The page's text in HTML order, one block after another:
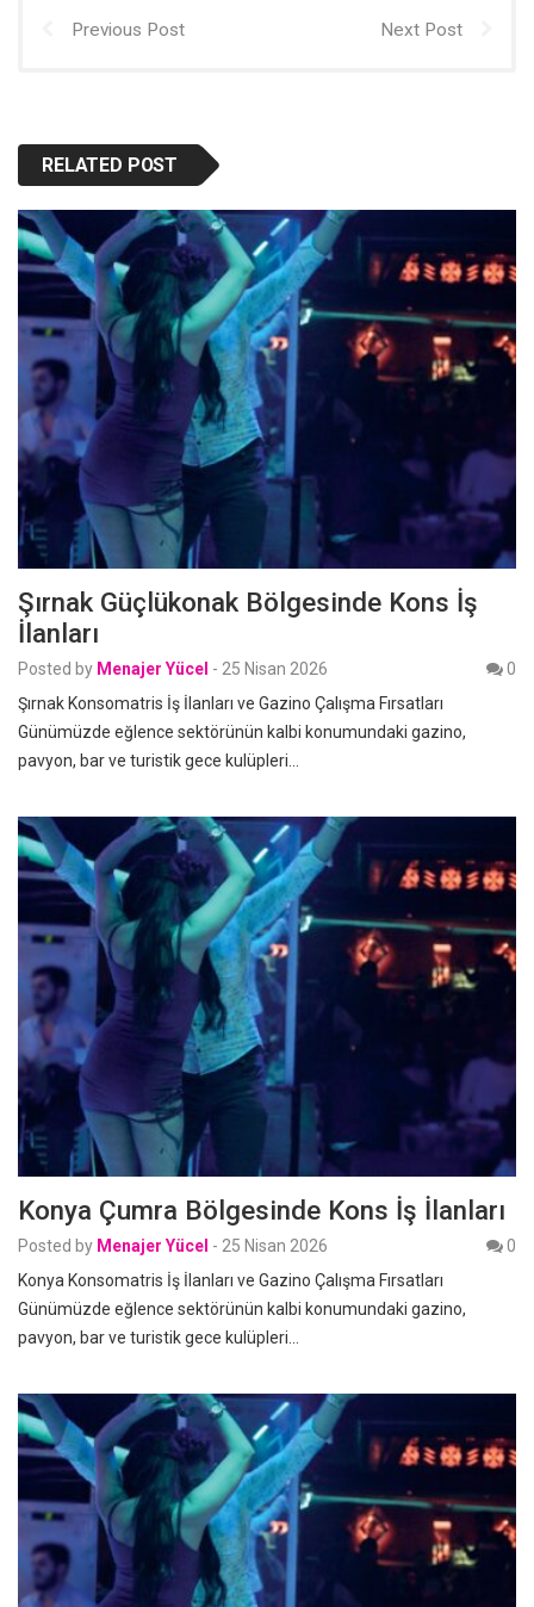
Previous Post Next Post
RELATED POST
Şırnak Güçlükonak Bölgesinde Kons İş
İlanları
Posted by Menajer Yücel - 25 Nisan 2026
0
Şırnak Konsomatris İş İlanları ve Gazino Çalışma Fırsatları
Günümüzde eğlence sektörünün kalbi konumundaki gazino,
pavyon, bar ve turistik gece kulüpleri…
Konya Çumra Bölgesinde Kons İş İlanları
Posted by Menajer Yücel - 25 Nisan 2026
0
Konya Konsomatris İş İlanları ve Gazino Çalışma Fırsatları
Günümüzde eğlence sektörünün kalbi konumundaki gazino,
pavyon, bar ve turistik gece kulüpleri…